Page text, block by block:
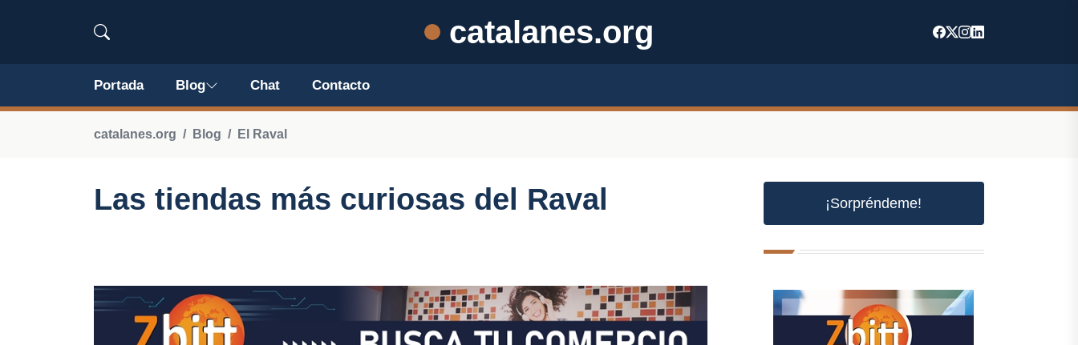
catalanes.org
Portada Blog Chat Contacto
catalanes.org Blog El Raval
Las tiendas más curiosas del Raval ¡Sorpréndeme!